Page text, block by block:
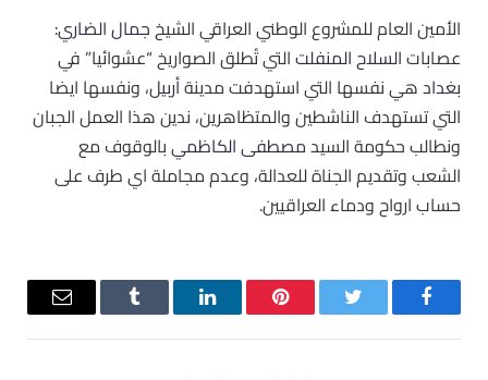
الأمين العام للمشروع الوطني العراقي الشيخجمال الضاري:
عصابات ‫السلاح المنفلت‬ التي تُطلق الصواريخ “عشوائيا” في
بغداد‬ هي نفسها التي استهدفت مدينة ‫أربيل‬، ونفسها ايضا
التي تستهدف الناشطين والمتظاهرين، ندين هذا العمل الجبان
ونطالب حكومة السيدمصطفى الكاظميبالوقوف مع
الشعب وتقديم الجناة للعدالة، وعدم مجاملة اي طرف على
حساب ارواح ودماء العراقيين.
فيسبوك تويتر بينتيريستلينكدإن Tumblr
البريد